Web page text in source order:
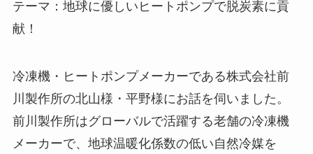
テーマ：地球に優しいヒートポンプで脱炭素に貢
献！
冷凍機・ヒートポンプメーカーである株式会社前
川製作所の北山様・平野様にお話を伺いました。
前川製作所はグローバルで活躍する老舗の冷凍機
メーカーで、地球温暖化係数の低い自然冷媒を